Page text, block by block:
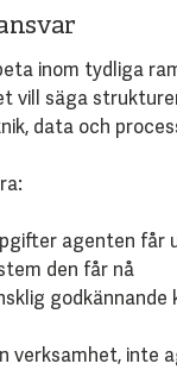
inom tydliga
vill säga
data och
agenten får
den får nå
godkännande
verksamhet, inte